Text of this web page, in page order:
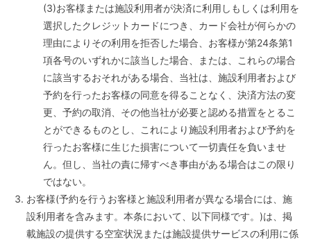
(3)お客様または施設利用者が決済に利用しもしくは利用を
選択したクレジットカードにつき、カード会社が何らかの
理由によりその利用を拒否した場合、お客様が第24条第1
項各号のいずれかに該当した場合、または、これらの場合
に該当するおそれがある場合、当社は、施設利用者および
予約を行ったお客様の同意を得ることなく、決済方法の変
更、予約の取消、その他当社が必要と認める措置をとるこ
とができるものとし、これにより施設利用者および予約を
行ったお客様に生じた損害について一切責任を負いませ
ん。但し、当社の責に帰すべき事由がある場合はこの限り
ではない。
お客様(予約を行うお客様と施設利用者が異なる場合には、施
設利用者を含みます。本条において、以下同様です。)は、掲
載施設の提供する空室状況または施設提供サービスの利用に係